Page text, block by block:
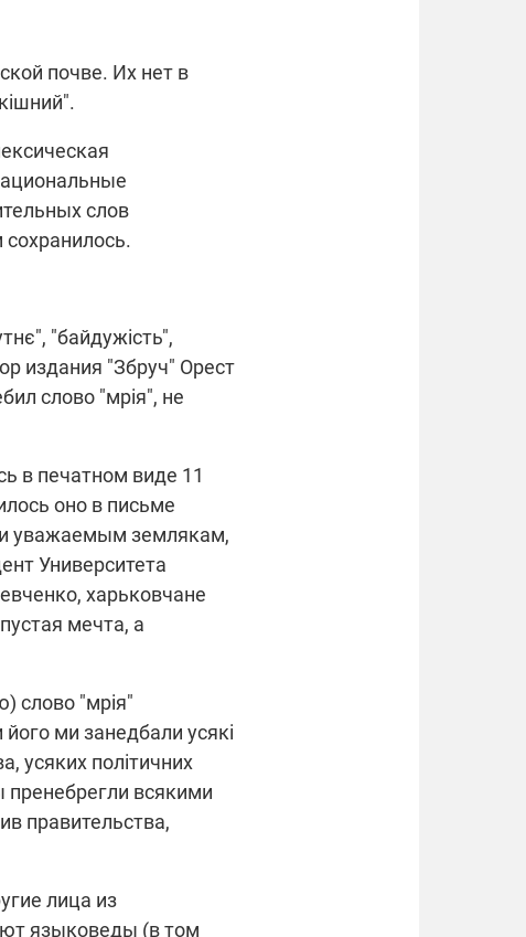
почве. Их нет в
слов
"байдужість",
издания "Збруч" Орест
слово "мрія", не
в печатном виде 11
оно в письме
уважаемым землякам,
Университета
харьковчане
мечта, а
слово "мрія"
ми занедбали усякі
усяких політичних
пренебрегли всякими
правительства,
лица из
языковеды (в том